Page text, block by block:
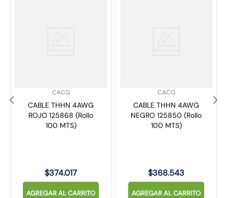
CACG
CABLE THHN 4AWG
ROJO 125868 (Rollo
100 MTS)
$374.017
AGREGAR AL CARRITO
CACG
CABLE THHN 4AWG
NEGRO 125850 (Rollo
100 MTS)
$368.543
AGREGAR AL CARRITO